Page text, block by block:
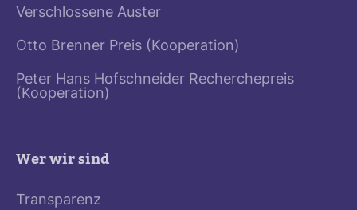
Verschlossene Auster
Otto Brenner Preis (Kooperation)
Peter Hans Hofschneider Recherchepreis
(Kooperation)
Wer wir sind
Transparenz